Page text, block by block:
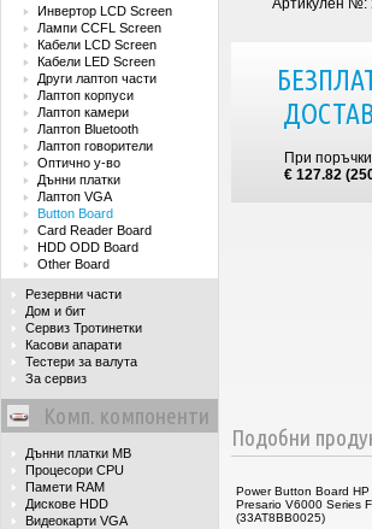
Инвертор LCD Screen
Лампи CCFL Screen
Кабели LCD Screen
Кабели LED Screen
Други лаптоп части
Лаптоп корпуси
Лаптоп камери
Лаптоп Bluetooth
Лаптоп говорители
Оптично у-во
Дънни платки
Лаптоп VGA
Button Board
Card Reader Board
HDD ODD Board
Other Board
Резервни части
Дом и бит
Сервиз Тротинетки
Касови апарати
Тестери за валута
За сервиз
Комп. компоненти
Дънни платки MB
Процесори CPU
Памети RAM
Дискове HDD
Видеокарти VGA
Артикулен №:
При
€ 127.82
Подобни
Power Button Board HP
Presario V6000 Series
(33AT8BB0025)